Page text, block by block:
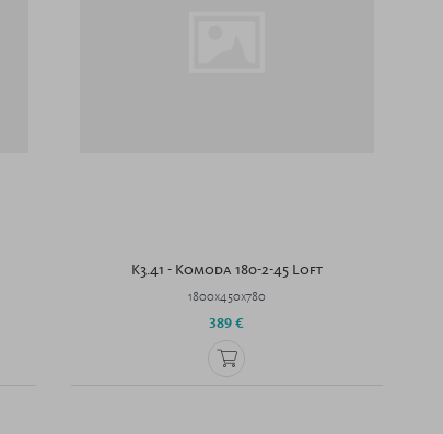
K3.41 - Komoda 180-2-45 Loft
1800x450x780
389 €